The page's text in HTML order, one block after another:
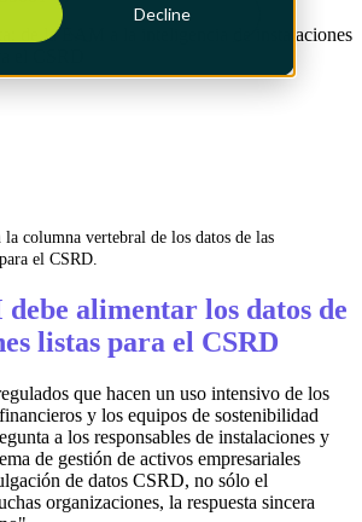
Decline
de la EAM a la inteligencia de instalaciones
columna vertebral de los datos de las
el CSRD.
alimentar los datos de
listas para el CSRD
que hacen un uso intensivo de los
y los equipos de sostenibilidad
a los responsables de instalaciones y
de gestión de activos empresariales
de datos CSRD, no sólo el
organizaciones, la respuesta sincera